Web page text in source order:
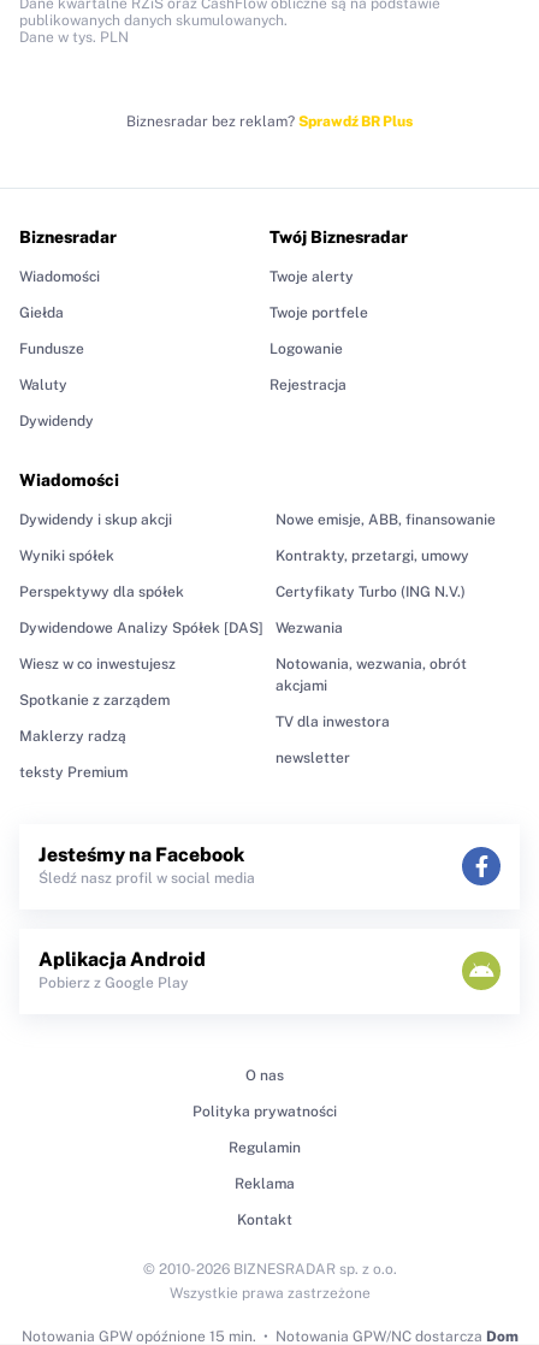
publikowanych danych skumulowanych.
Dane w tys. PLN
Biznesradar bez reklam? Sprawdź BR Plus
Biznesradar
Wiadomości
Giełda
Fundusze
Waluty
Dywidendy
Wiadomości
Dywidendy i skup akcji
Wyniki spółek
Perspektywy dla spółek
Dywidendowe Analizy Spółek [DAS]
Wiesz w co inwestujesz
Spotkanie z zarządem
Maklerzy radzą
teksty Premium
Nowe emisje, ABB, finansowanie
Kontrakty, przetargi, umowy
Certyfikaty Turbo (ING N.V.)
Wezwania
Notowania, wezwania, obrót
akcjami
TV dla inwestora
newsletter
Twój Biznesradar
Twoje alerty
Twoje portfele
Logowanie
Rejestracja
Jesteśmy na Facebook
Śledź nasz profil w social media
Aplikacja Android
Pobierz z Google Play
O nas
Polityka prywatności
Regulamin
Reklama
Kontakt
Notowania GPWopóźnione 15 min. Notowania GPW/NC dostarcza Dom
© 2010-2026 BIZNESRADAR sp. z o.o.
Wszystkie prawa zastrzeżone